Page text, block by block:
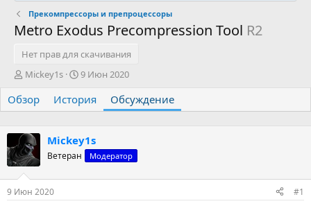
Прекомпрессоры и препроцессоры
Metro Exodus Precompression Tool R2
Нет прав для скачивания
А
т
о
т
е
м
ы
Mickey1s
Д
т
а
а
ч
а
9 Июн 2020
Обзор История Обсуждение
Mickey1s
Ветеран Модератор
9 Июн 2020 #1